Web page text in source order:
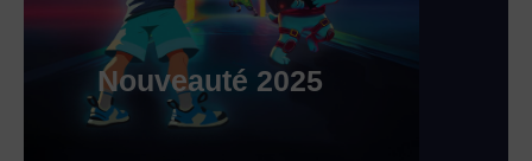
Nouveauté 2025